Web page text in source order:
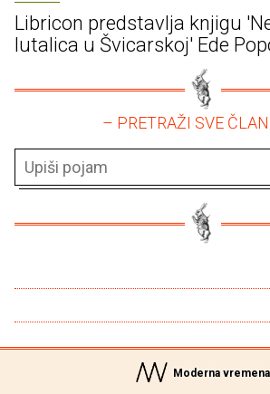
Libricon predstavlja knjigu
lutalica u Švicarskoj' Ede
– PRETRAŽI SVE
Moderna vremena